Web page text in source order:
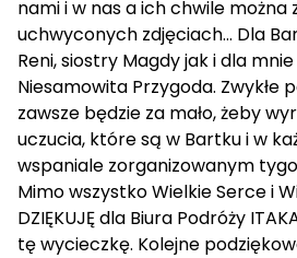
nami i w nas a ich chwile można
uchwyconych zdjęciach… Dla
Reni, siostry Magdy jak i dla
Niesamowita Przygoda. Zwykłe
zawsze będzie za mało, żeby
uczucia, które są w Bartku i w
wspaniale zorganizowanym
Mimo wszystko Wielkie Serce i
DZIĘKUJĘ dla Biura Podróży
tę wycieczkę. Kolejne